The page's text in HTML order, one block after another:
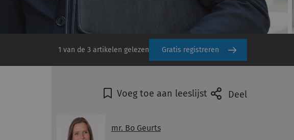
1 van de 3 artikelen gelezen Gratis registreren
Voeg toe aan leeslijst Deel
mr. Bo Geurts